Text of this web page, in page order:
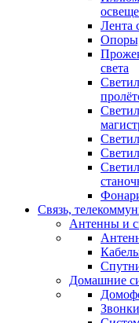
Лента
света
Связь,
Антенны и
Домашние